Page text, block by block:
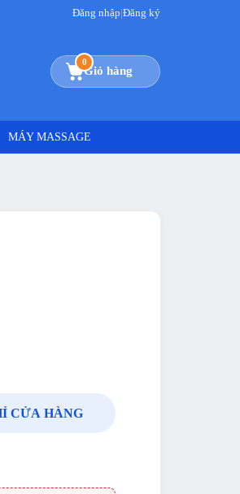
Đăng nhập|Đăng ký
0
Giỏ hàng
MÁY MASSAGE
CỬA HÀNG